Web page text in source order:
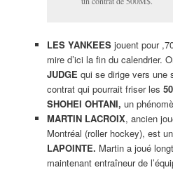
LES YANKEES jouent pour
mire d’ici la fin du calendrier.
JUDGE qui se dirige vers une
contrat qui pourrait friser les
SHOHEI OHTANI, un
MARTIN LACROIX, ancien
Montréal (roller hockey), est
LAPOINTE. Martin a joué
maintenant entraîneur de